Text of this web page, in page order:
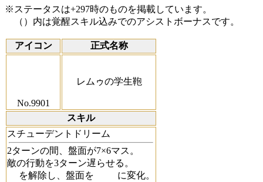
※ステータスは+297時のものを掲載しています。
（）内は覚醒スキル込みでのアシストボーナスです。
アイコン 正式名称
No.9901
レムゥの学生鞄
スキル
スチューデントドリーム
2ターンの間、盤面が7×6マス。
敵の行動を3ターン遅らせる。
を解除し、盤面を
に変化。